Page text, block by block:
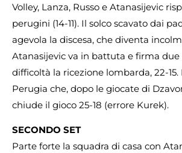
Volley, Lanza, Russo e Atanasijevic
perugini (14-11). Il solco scavato dai
agevola la discesa, che diventa
Atanasijevic va in battuta e firma
difficoltà la ricezione lombarda, 22-
Perugia che, dopo le giocate di
chiude il gioco 25-18 (errore Kurek).
SECONDO SET
Parte forte la squadra di casa con